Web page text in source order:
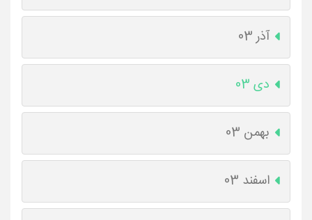
آذر 03
دی 03
بهمن 03
اسفند 03